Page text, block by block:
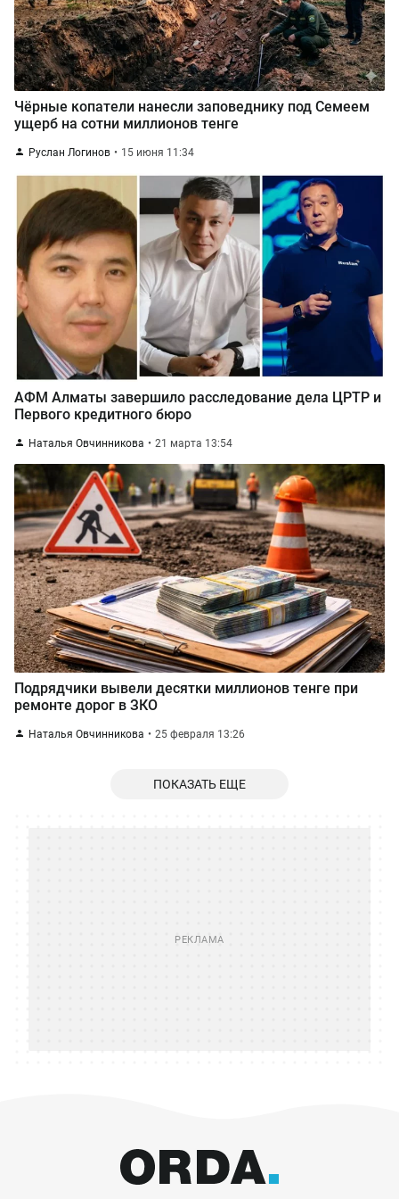
Чёрные копатели нанесли заповеднику под Семеем
ущерб на сотни миллионов тенге
Руслан Логинов 15 июня 11:34
АФМ Алматы завершило расследование дела ЦРТР и
Первого кредитного бюро
Наталья Овчинникова 21 марта 13:54
Подрядчики вывели десятки миллионов тенге при
ремонте дорог в ЗКО
Наталья Овчинникова 25 февраля 13:26
ПОКАЗАТЬ ЕЩЕ